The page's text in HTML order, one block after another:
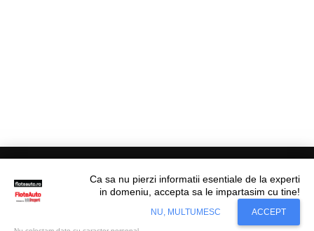
© Flote Auto. Toate drepturile rezervate.
JuridicFinanciarAnalize De Piață Transporturi
Situl nostru utilizeaza cookies. Ce inseamna
Accept
Ca sa nu pierzi informatii esentiale de la experti
in domeniu, accepta sa le impartasim cu tine!
NU, MULTUMESC ACCEPT